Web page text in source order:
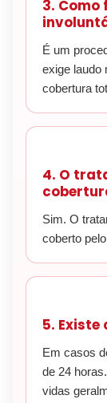
3.
É um
exige laudo
cobertura
4. O
Sim. O
coberto
5.
Em casos
de 24
vidas